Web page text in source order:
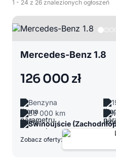
1 - 24 z 26 znalezionych ogłoszeń
Mercedes-Benz 1.8
126 000 zł
Benzyna
86 000 km
Świnoujście
Zobacz oferty: